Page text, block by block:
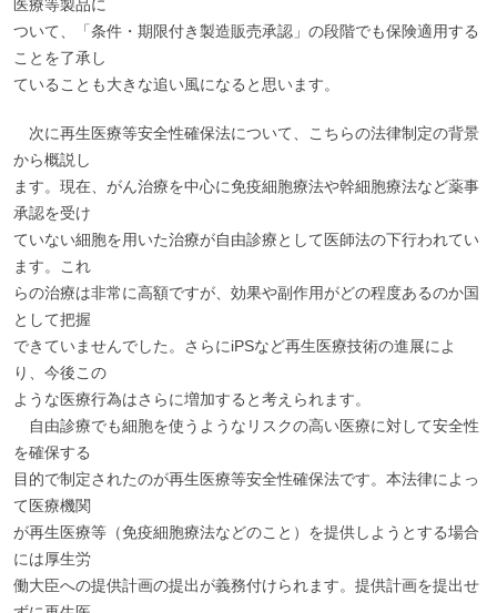
医療等製品に
ついて、「条件・期限付き製造販売承認」の段階でも保険適用する
ことを了承し
ていることも大きな追い風になると思います。
次に再生医療等安全性確保法について、こちらの法律制定の背景
から概説し
ます。現在、がん治療を中心に免疫細胞療法や幹細胞療法など薬事
承認を受け
ていない細胞を用いた治療が自由診療として医師法の下行われてい
ます。これ
らの治療は非常に高額ですが、効果や副作用がどの程度あるのか国
として把握
できていませんでした。さらにiPSなど再生医療技術の進展によ
り、今後この
ような医療行為はさらに増加すると考えられます。
自由診療でも細胞を使うようなリスクの高い医療に対して安全性
を確保する
目的で制定されたのが再生医療等安全性確保法です。本法律によっ
て医療機関
が再生医療等（免疫細胞療法などのこと）を提供しようとする場合
には厚生労
働大臣への提供計画の提出が義務付けられます。提供計画を提出せ